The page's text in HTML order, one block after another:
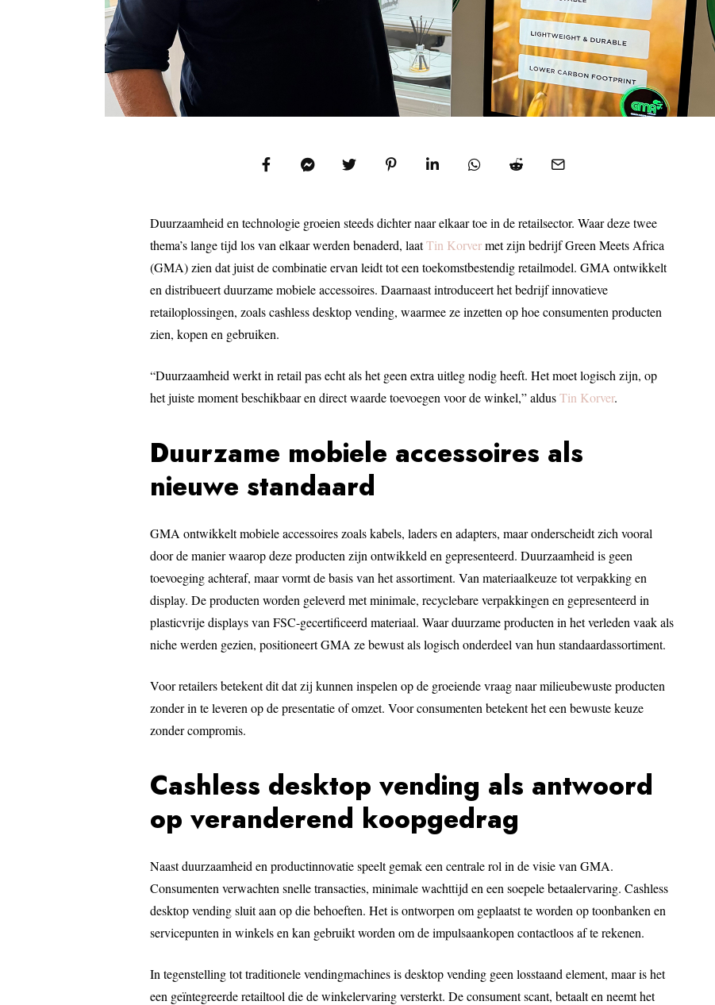
Duurzaamheid en technologie groeien steeds dichter naar elkaar toe in de retailsector. Waar deze twee
thema’s lange tijd los van elkaar werden benaderd, laatTin Korvermet zijn bedrijf Green Meets Africa
(GMA) zien dat juist de combinatie ervan leidt tot een toekomstbestendig retailmodel. GMA ontwikkelt
en distribueert duurzame mobiele accessoires. Daarnaast introduceert het bedrijf innovatieve
retailoplossingen, zoals cashless desktop vending, waarmee ze inzetten op hoe consumenten producten
zien, kopen en gebruiken.
“Duurzaamheid werkt in retail pas echt als het geen extra uitleg nodig heeft. Het moet logisch zijn, op
het juiste moment beschikbaar en direct waarde toevoegen voor de winkel,” aldusTin Korver.
Duurzame mobiele accessoires als
nieuwe standaard
GMA ontwikkelt mobiele accessoires zoals kabels, laders en adapters, maar onderscheidt zich vooral
door de manier waarop deze producten zijn ontwikkeld en gepresenteerd. Duurzaamheid is geen
toevoeging achteraf, maar vormt de basis van het assortiment. Van materiaalkeuze tot verpakking en
display. De producten worden geleverd met minimale, recyclebare verpakkingen en gepresenteerd in
plasticvrije displays van FSC-gecertificeerd materiaal. Waar duurzame producten in het verleden vaak als
niche werden gezien, positioneert GMA ze bewust als logisch onderdeel van hun standaardassortiment.
Voor retailers betekent dit dat zij kunnen inspelen op de groeiende vraag naar milieubewuste producten
zonder in te leveren op de presentatie of omzet. Voor consumenten betekent het een bewuste keuze
zonder compromis.
Cashless desktop vending als antwoord
op veranderend koopgedrag
Naast duurzaamheid en productinnovatie speelt gemak een centrale rol in de visie van GMA.
Consumenten verwachten snelle transacties, minimale wachttijd en een soepele betaalervaring. Cashless
desktop vending sluit aan op die behoeften. Het is ontworpen om geplaatst te worden op toonbanken en
servicepunten in winkels en kan gebruikt worden om de impulsaankopen contactloos af te rekenen.
In tegenstelling tot traditionele vendingmachines is desktop vending geen losstaand element, maar is het
een geïntegreerde retailtool die de winkelervaring versterkt. De consument scant, betaalt en neemt het